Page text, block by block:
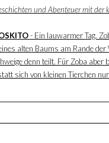
und Abenteuer mit
- Ein lauwarmer Tag.
alten Baums am Rande
denn teilt. Für Zoba
sich von kleinen Tierchen